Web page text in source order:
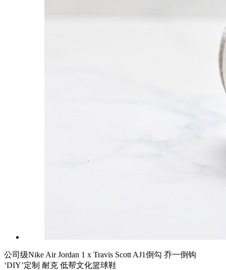
公司级Nike Air Jordan 1 x Travis Scott AJ1倒勾 乔一倒钩
‘DIY’定制 耐克 低帮文化篮球鞋